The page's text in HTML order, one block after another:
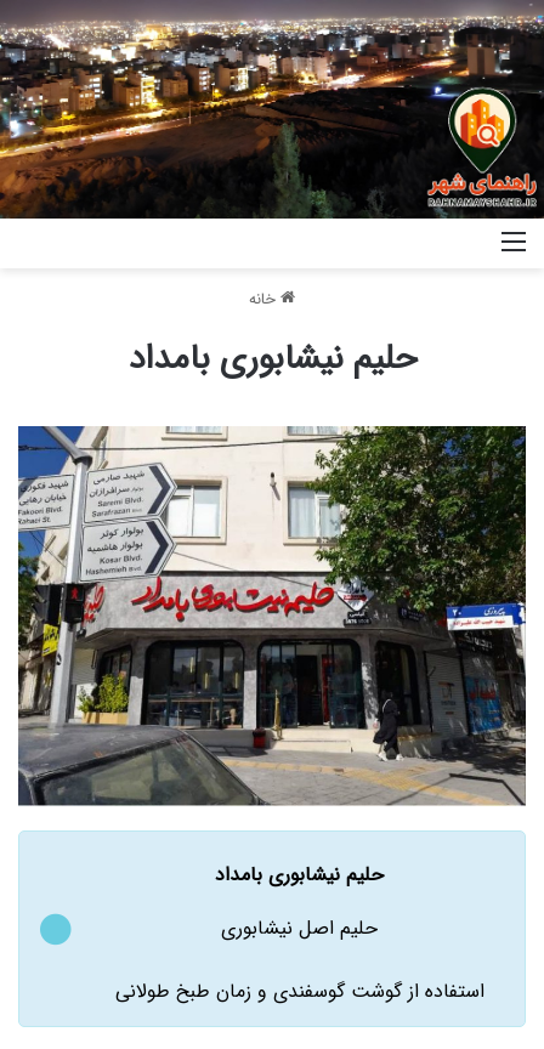
خانه
حلیم نیشابوری بامداد
حلیم نیشابوری بامداد
حلیم اصل نیشابوری
استفاده از گوشت گوسفندی و زمان طبخ طولانی